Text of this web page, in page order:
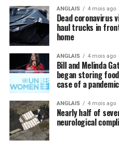
ANGLAIS 4 mois ago
Dead coronavirus
haul trucks in
home
ANGLAIS 4 mois ago
Bill and Melinda
began storing
case of a pandemic
ANGLAIS 4 mois ago
Nearly half of
neurological